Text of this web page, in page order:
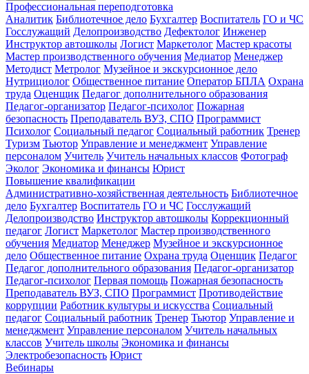
Профессиональная переподготовка
Аналитик Библиотечное дело Бухгалтер Воспитатель ГО и ЧС
Госслужащий Делопроизводство Дефектолог Инженер
Инструктор автошколы Логист Маркетолог Мастер красоты
Мастер производственного обучения Медиатор Менеджер
Методист Метролог Музейное и экскурсионное дело
Нутрициолог Общественное питание Оператор БПЛА Охрана
труда Оценщик Педагог дополнительного образования
Педагог-организатор Педагог-психолог Пожарная
безопасность Преподаватель ВУЗ, СПО Программист
Психолог Социальный педагог Социальный работник Тренер
Туризм Тьютор Управление и менеджмент Управление
персоналом Учитель Учитель начальных классов Фотограф
Эколог Экономика и финансы Юрист
Повышение квалификации
Административно-хозяйственная деятельность Библиотечное
дело Бухгалтер Воспитатель ГО и ЧС Госслужащий
Делопроизводство Инструктор автошколы Коррекционный
педагог Логист Маркетолог Мастер производственного
обучения Медиатор Менеджер Музейное и экскурсионное
дело Общественное питание Охрана труда Оценщик Педагог
Педагог дополнительного образования Педагог-организатор
Педагог-психолог Первая помощь Пожарная безопасность
Преподаватель ВУЗ, СПО Программист Противодействие
коррупции Работник культуры и искусства Социальный
педагог Социальный работник Тренер Тьютор Управление и
менеджмент Управление персоналом Учитель начальных
классов Учитель школы Экономика и финансы
Электробезопасность Юрист
Вебинары